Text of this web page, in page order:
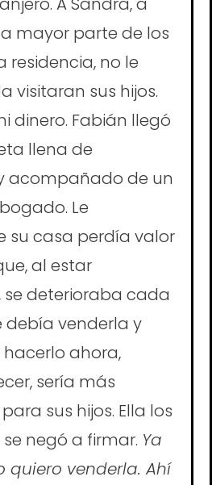
mayor parte de los
residencia, no le
visitaran sus hijos.
dinero. Fabián llegó
llena de
acompañado de un
Le
su casa perdía valor
al estar
deterioraba cada
debía venderla y
ahora,
sería más
sus hijos. Ella los
negó a firmar. Ya
quiero venderla. Ahí